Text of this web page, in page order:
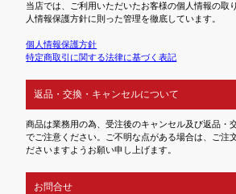
当店では、ご利用いただいたお客様の個人情報の取
人情報保護方針に則った管理を徹底しています。
個人情報保護方針
特定商取引に関する法律に基づく表記
返品・交換・キャンセルについて
商品は業務用の為、受注後のキャンセル及び返品・
でご注意ください。ご不明な点がある場合は、ご注
ださいますようお願い申し上げます。
お問合せ